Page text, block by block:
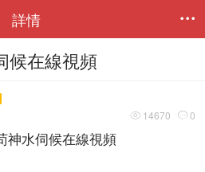
詳情 
候在線視頻
 14670  0
神水伺候在線視頻